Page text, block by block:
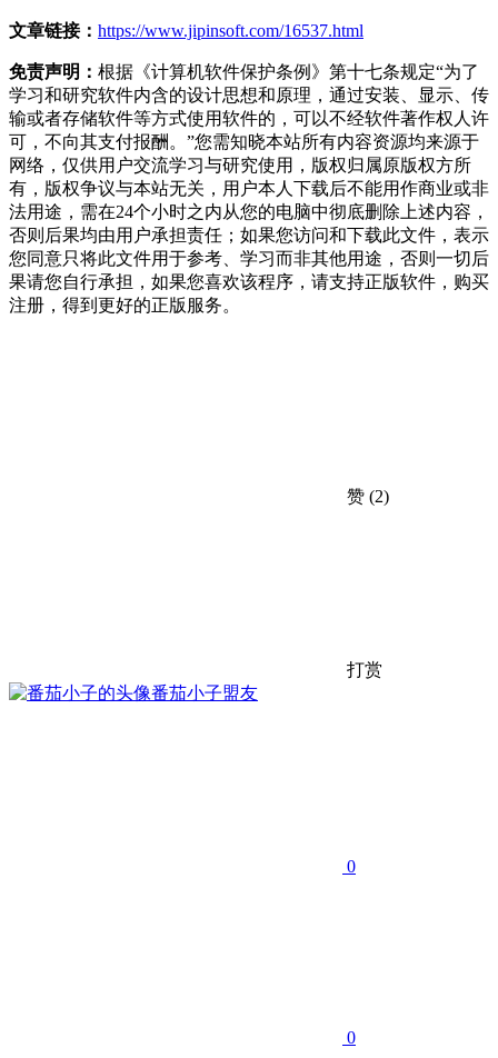
文章链接： https://www.jipinsoft.com/16537.html
免责声明： 根据《计算机软件保护条例》第十七条规定“为了
学习和研究软件内含的设计思想和原理，通过安装、显示、传
输或者存储软件等方式使用软件的，可以不经软件著作权人许
可，不向其支付报酬。”您需知晓本站所有内容资源均来源于
网络，仅供用户交流学习与研究使用，版权归属原版权方所
有，版权争议与本站无关，用户本人下载后不能用作商业或非
法用途，需在24个小时之内从您的电脑中彻底删除上述内容，
否则后果均由用户承担责任；如果您访问和下载此文件，表示
您同意只将此文件用于参考、学习而非其他用途，否则一切后
果请您自行承担，如果您喜欢该程序，请支持正版软件，购买
注册，得到更好的正版服务。
赞 (2)
打赏
番茄小子盟友
0
0